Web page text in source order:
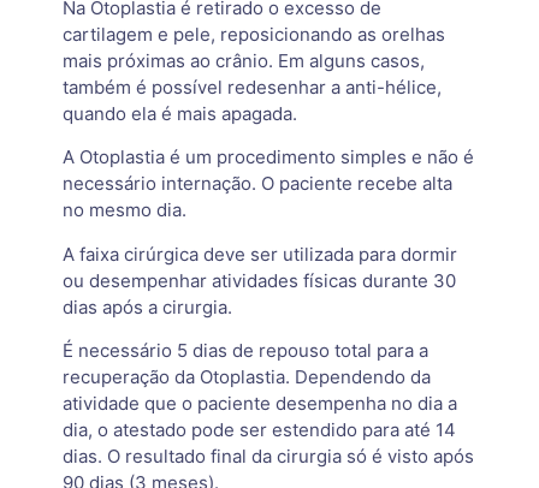
Na Otoplastia é retirado o excesso de
cartilagem e pele, reposicionando as orelhas
mais próximas ao crânio. Em alguns casos,
também é possível redesenhar a anti-hélice,
quando ela é mais apagada.
A Otoplastia é um procedimento simples e não é
necessário internação. O paciente recebe alta
no mesmo dia.
A faixa cirúrgica deve ser utilizada para dormir
ou desempenhar atividades físicas durante 30
dias após a cirurgia.
É necessário 5 dias de repouso total para a
recuperação da Otoplastia. Dependendo da
atividade que o paciente desempenha no dia a
dia, o atestado pode ser estendido para até 14
dias. O resultado final da cirurgia só é visto após
90 dias (3 meses).